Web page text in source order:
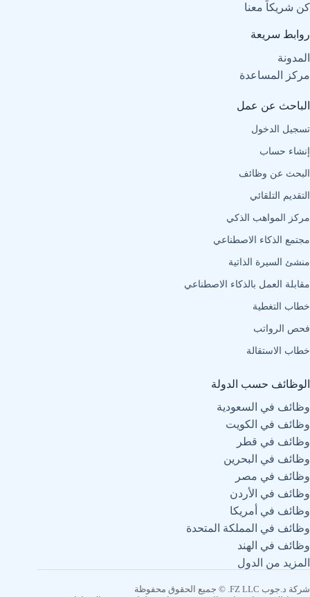
كن شريكاً معنا
روابط سريعة
المدونة
مركز المساعدة
الباحث عن عمل
تسجيل الدخول
إنشاء حساب
البحث عن وظائف
التقديم التلقائي
مركز المواهب الذكي
مجتمع الذكاء الاصطناعي
منشئ السيرة الذاتية
مقابلة العمل بالذكاء الاصطناعي
خطاب التغطية
فحص الرواتب
خطاب الاستقالة
الوظائف حسب الدولة
وظائف في السعودية
وظائف في الكويت
وظائف في قطر
وظائف في البحرين
وظائف في مصر
وظائف في الأردن
وظائف في أمريكا
وظائف في المملكة المتحدة
وظائف في الهند
المزيد من الدول
شركة د.جوب FZ LLC.
© جميع الحقوق محفوظة